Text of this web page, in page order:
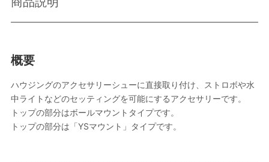
概要
ハウジングのアクセサリーシューに直接取り付け、ストロボや水
中ライトなどのセッティングを可能にするアクセサリーです。
トップの部分はボールマウントタイプです。
トップの部分は「YSマウント」タイプです。